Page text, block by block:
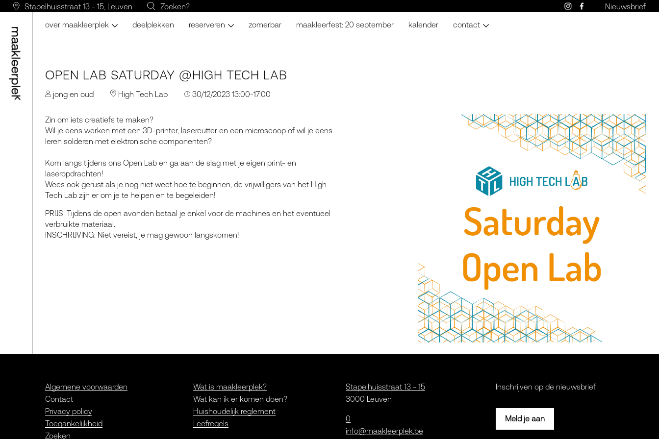
Stapelhuisstraat 13 - 15, Leuven Zoeken? Nieuwsbrief
over maakleerplek deelplekken reserveren zomerbar maakleerfest: 20 september kalender contact
OPEN LAB SATURDAY @HIGH TECH LAB
jong en oud High Tech Lab 30/12/2023 13:00-17:00
Zin om iets creatiefs te maken?
Wil je eens werken met een 3D-printer, lasercutter en een microscoop of wil je eens
leren solderen met elektronische componenten?
Kom langs tijdens ons Open Lab en ga aan de slag met je eigen print- en
laseropdrachten!
Wees ook gerust als je nog niet weet hoe te beginnen, de vrijwilligers van het High
Tech Lab zijn er om je te helpen en te begeleiden!
PRIJS: Tijdens de open avonden betaal je enkel voor de machines en het eventueel
verbruikte materiaal.
INSCHRIJVING: Niet vereist, je mag gewoon langskomen!
Algemene voorwaarden
Contact
Privacy policy
Toegankelijkheid
Zoeken
Wat is maakleerplek?
Wat kan ik er komen doen?
Huishoudelijk reglement
Leefregels
Stapelhuisstraat 13 - 15
3000 Leuven
0
info@maakleerplek.be
Inschrijven op de nieuwsbrief
Meld je aan